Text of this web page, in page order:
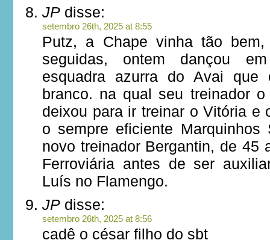
JP disse:
setembro 26th, 2025 at 8:55
Putz, a Chape vinha tão
seguidas, ontem dançou
esquadra azurra do Avai que
branco. na qual seu treinador
deixou para ir treinar o Vitória e
o sempre eficiente Marquinhos
novo treinador Bergantin, de 45
Ferroviária antes de ser
Luís no Flamengo.
JP disse:
setembro 26th, 2025 at 8:56
cadê o césar filho do sbt